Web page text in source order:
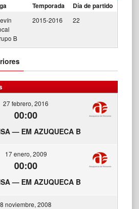
Temporada Día de partido
B
2015-2016 22
27 febrero, 2016
00:00
— EM AZUQUECA B
17 enero, 2009
00:00
— EM AZUQUECA B
8 noviembre, 2008